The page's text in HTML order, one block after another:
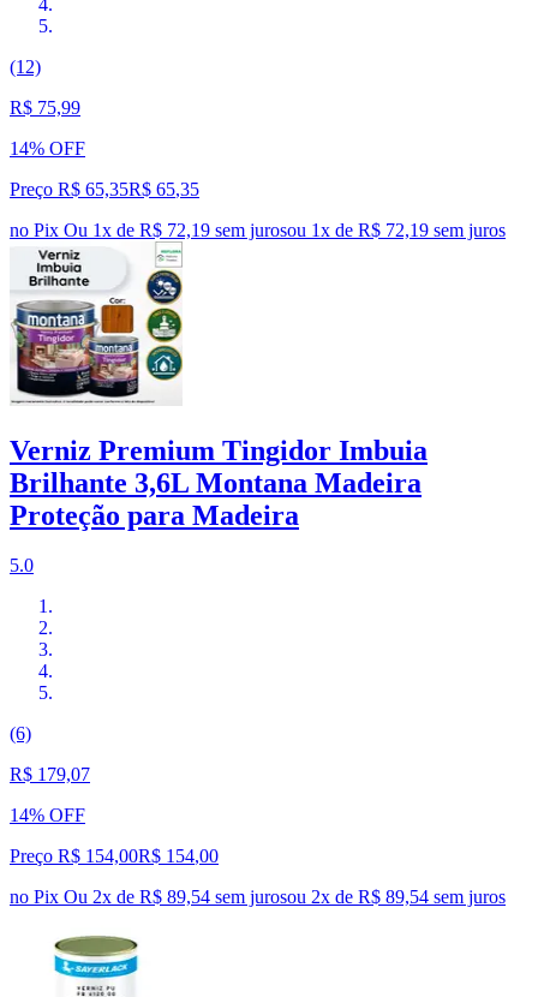
(12)
R$ 75,99
14% OFF
Preço R$ 65,35R$ 65,35
no Pix Ou 1x de R$ 72,19 sem jurosou 1x de R$ 72,19 sem juros
Verniz Premium Tingidor Imbuia
Brilhante 3,6L Montana Madeira
Proteção para Madeira
5.0
(6)
R$ 179,07
14% OFF
Preço R$ 154,00R$ 154,00
no Pix Ou 2x de R$ 89,54 sem jurosou 2x de R$ 89,54 sem juros